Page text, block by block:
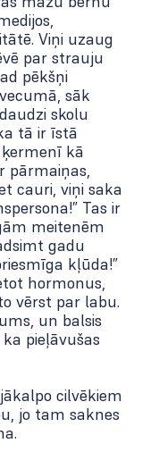
Viņi uzaug
par strauju
pēkšņi
sāk
skolu
tā ir īstā
kā
pārmaiņas,
cauri, viņi saka
Tas ir
meitenēm
gadu
kļūda!”
hormonus,
vērst par labu.
un balsis
pieļāvušas
cilvēkiem
jo tam saknes